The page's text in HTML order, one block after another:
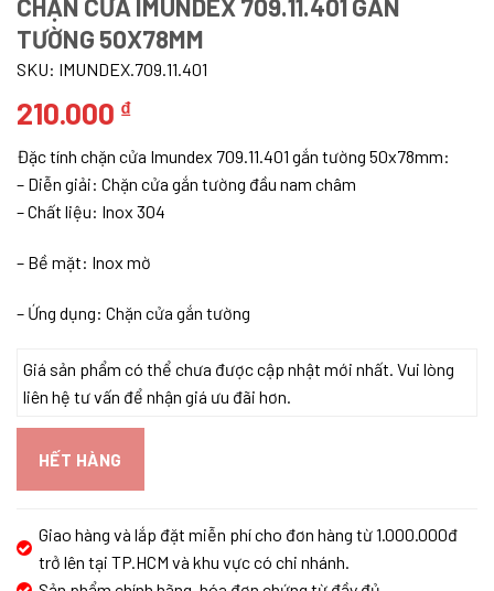
CHẶN CỬA IMUNDEX 709.11.401 GẮN
TƯỜNG 50X78MM
SKU: IMUNDEX.709.11.401
210.000 ₫
Đặc tính chặn cửa Imundex 709.11.401 gắn tường 50x78mm:
– ​Diễn giải: Chặn cửa gắn tường đầu nam châm
– Chất liệu: Inox 304
– Bề mặt: Inox mờ
– Ứng dụng: Chặn cửa gắn tường
Giá sản phẩm có thể chưa được cập nhật mới nhất. Vui lòng
liên hệ tư vấn để nhận giá ưu đãi hơn.
HẾT HÀNG
Giao hàng và lắp đặt miễn phí cho đơn hàng từ 1.000.000đ
trở lên tại TP.HCM và khu vực có chi nhánh.